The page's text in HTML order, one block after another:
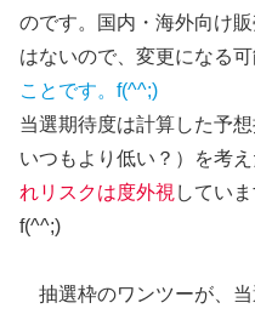
のです。国内・海外向け
はないので、変更になる可
ことです。f(^^;)
当選期待度は計算した予
いつもより低い？）を考
れリスクは度外視 してい
f(^^;)
抽選枠のワンツーが、